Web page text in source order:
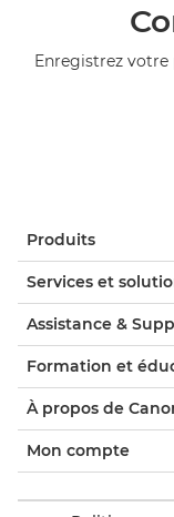
Enregistrez
Produits
Services et
Assistance &
Formation et
À propos de
Mon compte